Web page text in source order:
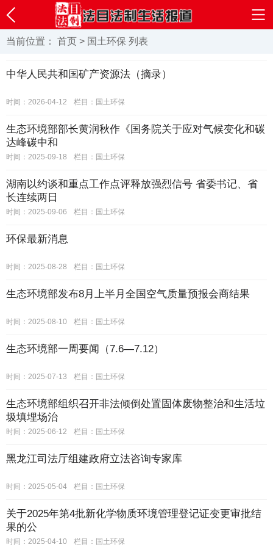
当前位置： 首页 > 国土环保 列表
中华人民共和国矿产资源法（摘录）
时间：2026-04-12 栏目： 国土环保
生态环境部部长黄润秋作《国务院关于应对气候变化和碳
达峰碳中和
时间：2025-09-18 栏目： 国土环保
湖南以约谈和重点工作点评释放强烈信号 省委书记、省
长连续两日
时间：2025-09-06 栏目： 国土环保
环保最新消息
时间：2025-08-28 栏目： 国土环保
生态环境部发布8月上半月全国空气质量预报会商结果
时间：2025-08-10 栏目： 国土环保
生态环境部一周要闻（7.6—7.12）
时间：2025-07-13 栏目： 国土环保
生态环境部组织召开非法倾倒处置固体废物整治和生活垃
圾填埋场治
时间：2025-06-12 栏目： 国土环保
黑龙江司法厅组建政府立法咨询专家库
时间：2025-05-04 栏目： 国土环保
关于2025年第4批新化学物质环境管理登记证变更审批结
果的公
时间：2025-04-10 栏目： 国土环保